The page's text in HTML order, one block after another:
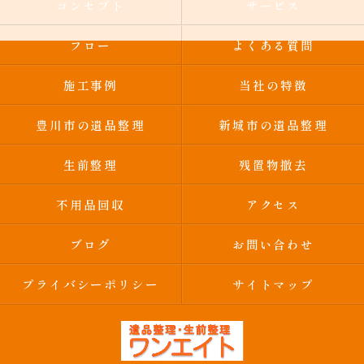
コンセプト サービス
フロー よくある質問
施工事例 当社の特徴
豊川市の遺品整理 新城市の遺品整理
生前整理 残置物撤去
不用品回収 アクセス
ブログ お問い合わせ
プライバシーポリシー サイトマップ